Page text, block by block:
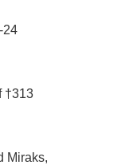
24
†313
Miraks,